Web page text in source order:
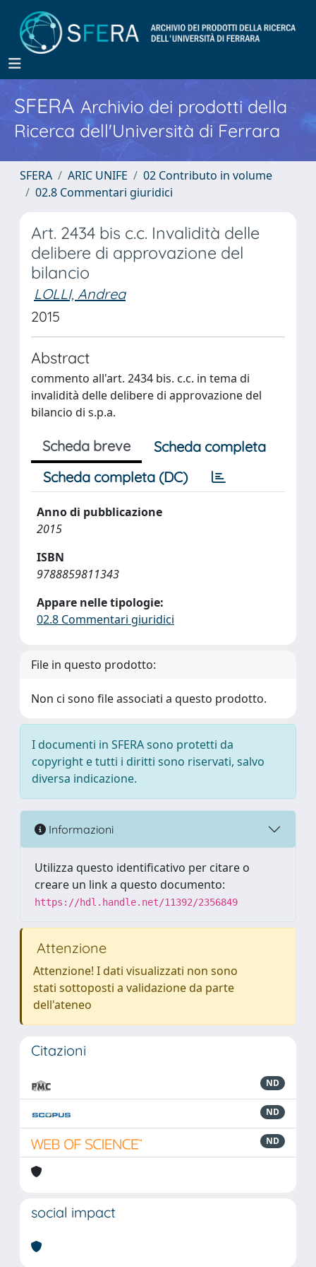
SFERA Archivio dei prodotti della
Ricerca dell'Università di Ferrara
SFERA ARIC UNIFE
02 Contributo in volume
02.8 Commentari giuridici
Art. 2434 bis c.c. Invalidità delle
delibere di approvazione del
bilancio
LOLLI, Andrea
2015
Abstract
commento all'art. 2434 bis. c.c. in tema di
invalidità delle delibere di approvazione del
bilancio di s.p.a.
Scheda breve
Scheda completa
Scheda completa (DC)
Anno di pubblicazione
2015
ISBN
9788859811343
Appare nelle tipologie:
02.8 Commentari giuridici
File in questo prodotto:
Non ci sono file associati a questo prodotto.
I documenti in SFERA sono protetti da
copyright e tutti i diritti sono riservati, salvo
diversa indicazione.
Informazioni
Utilizza questo identificativo per citare o
creare un link a questo documento:
https://hdl.handle.net/11392/2356849
Attenzione
Attenzione! I dati visualizzati non sono
stati sottoposti a validazione da parte
dell'ateneo
Citazioni
ND
ND
ND
social impact